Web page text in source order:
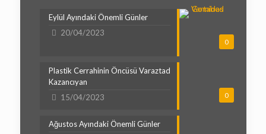
0
Eylül Ayındaki Önemli Günler
20/04/2023
0
Plastik Cerrahinin Öncüsü Varaztad
Kazancıyan
15/04/2023
Ağustos Ayındaki Önemli Günler